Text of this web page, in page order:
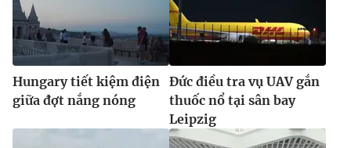
Hungary tiết kiệm điện
giữa đợt nắng nóng
Đức điều tra vụ UAV gắn
thuốc nổ tại sân bay
Leipzig